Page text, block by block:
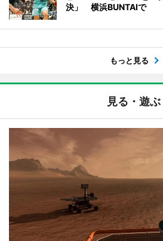
決」 横浜BUNTAIで
もっと見る
見る・遊ぶ